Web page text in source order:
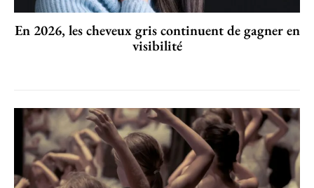
En 2026, les cheveux gris continuent de gagner en
visibilité